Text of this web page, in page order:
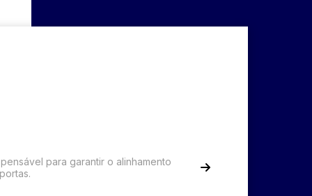
para garantir o alinhamento